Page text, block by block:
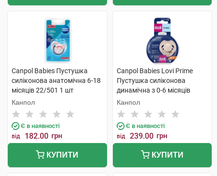
Canpol Babies Пустушка
силіконова анатомічна 6-18
місяців 22/501 1 шт
Канпол
Є в наявності
від 182.00 грн
КУПИТИ
Canpol Babies Lovi Prime
Пустушка силіконова
динамічна з 0-6 місяців
34/404 1 шт
Канпол
Є в наявності
від 239.00 грн
КУПИТИ